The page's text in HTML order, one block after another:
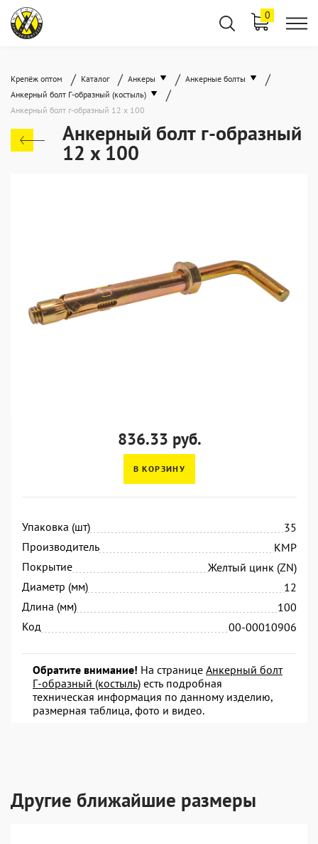
0
Крепёж оптом / Каталог / Анкеры / Анкерные болты /
Анкерный болт Г-образный (костыль) /
Анкерный болт г-образный 12 x 100
Анкерный болт г-образный
12 x 100
836.33 руб.
В КОРЗИНУ
Упаковка (шт)
35
Производитель
KMP
Покрытие
Желтый цинк (ZN)
Диаметр (мм)
12
Длина (мм)
100
Код
00-00010906
Обратите внимание! На странице Анкерный болт
Г-образный (костыль) есть подробная
техническая информация по данному изделию,
размерная таблица, фото и видео.
Другие ближайшие размеры